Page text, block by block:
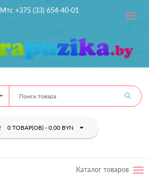
Мтс +375 (33) 654-40-01
Toggle
0 ТОВАР(ОВ) - 0.00 BYN
Каталог товаров